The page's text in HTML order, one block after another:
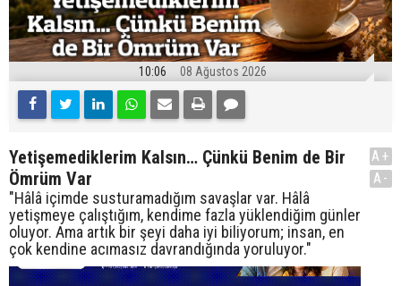
10:06 08 Ağustos 2026
Yetişemediklerim Kalsın… Çünkü Benim de Bir
Ömrüm Var
"Hâlâ içimde susturamadığım savaşlar var. Hâlâ
yetişmeye çalıştığım, kendime fazla yüklendiğim günler
oluyor. Ama artık bir şeyi daha iyi biliyorum; insan, en
çok kendine acımasız davrandığında yoruluyor."
A+
A-